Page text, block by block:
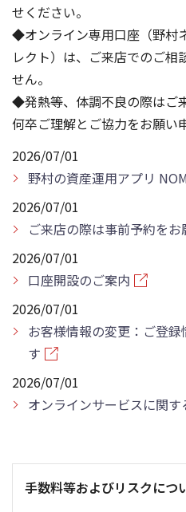
せください。
◆オンライン専用口座（野村
レクト）は、ご来店でのご相
せん。
◆発熱等、体調不良の際はご
何卒ご理解とご協力をお願い
2026/07/01
野村の資産運用アプリ
2026/07/01
ご来店の際は事前予約を
2026/07/01
口座開設のご案内
2026/07/01
お客様情報の変更：ご登
す
2026/07/01
オンラインサービスに関す
手数料等およびリスクにつ